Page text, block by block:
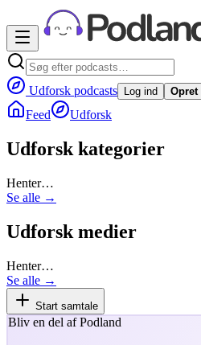
Udforsk podcasts Log ind Opret
Feed Udforsk
Udforsk kategorier
Henter…
Se alle →
Udforsk medier
Henter…
Se alle →
Start samtale
Bliv en del af Podland